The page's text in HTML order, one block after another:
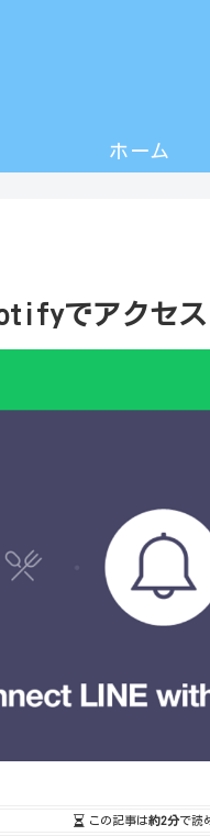
ホーム
でアクセ
この記事は約2分で読